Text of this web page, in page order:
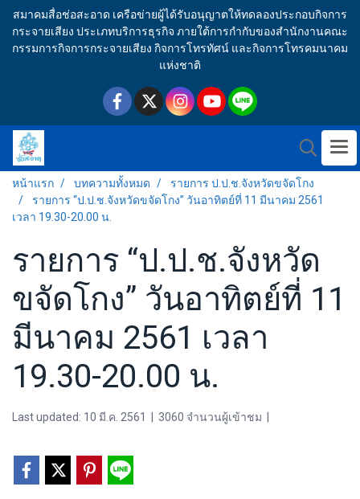
สมาคมสื่อช่อสะอาด เครือข่ายผู้ได้รับอนุญาตให้ทดลองประกอบกิจการ
กระจายเสียง ประเภทบริการธุรกิจ ภายใต้การกำกับของสำนักงานคณะ
กรรมการกิจการกระจายเสียง กิจการโทรทัศน์ และกิจการโทรคมนาคม
แห่งชาติ
หน้าแรก บทความทั้งหมด
รายการ ป.ป.ช.จังหวัดขจัดโกง
รายการ “ป.ป.ช.จังหวัดขจัดโกง” วันอาทิตย์ที่ 11 มีนาคม 2561
เวลา 19.30-20.00 น.
รายการ “ป.ป.ช.จังหวัด
ขจัดโกง” วันอาทิตย์ที่ 11
มีนาคม 2561 เวลา
19.30-20.00 น.
Last updated: 10 มี.ค. 2561 3060 จำนวนผู้เข้าชม